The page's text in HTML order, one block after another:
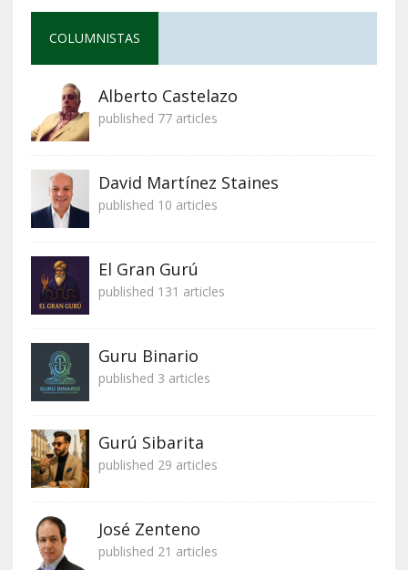
COLUMNISTAS
Alberto Castelazo
published 77 articles
David Martínez Staines
published 10 articles
El Gran Gurú
published 131 articles
Guru Binario
published 3 articles
Gurú Sibarita
published 29 articles
José Zenteno
published 21 articles